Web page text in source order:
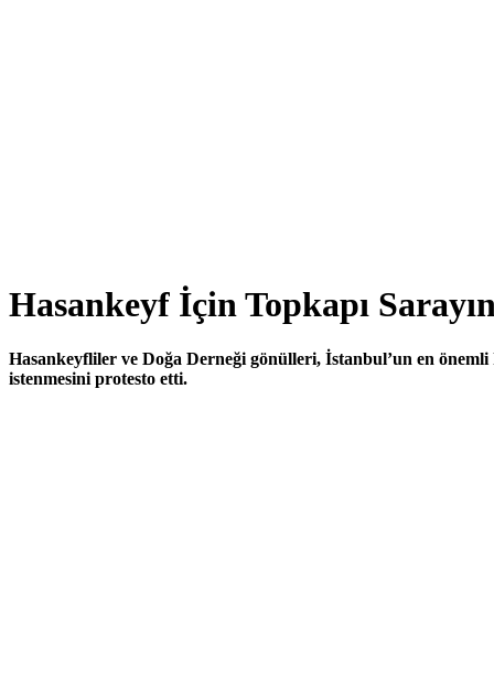
Hasankeyf İçin Topkapı
Hasankeyfliler ve Doğa Derneği gönülleri, İstanbul’un en
istenmesini protesto etti.